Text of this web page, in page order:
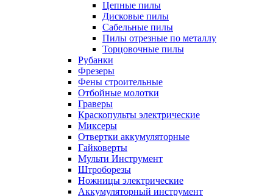
Цепные пилы
Дисковые пилы
Сабельные пилы
Пилы отрезные по металлу
Торцовочные пилы
Рубанки
Фрезеры
Фены строительные
Отбойные молотки
Граверы
Краскопульты электрические
Миксеры
Отвертки аккумуляторные
Гайковерты
Мульти Инструмент
Штроборезы
Ножницы электрические
Аккумуляторный инструмент